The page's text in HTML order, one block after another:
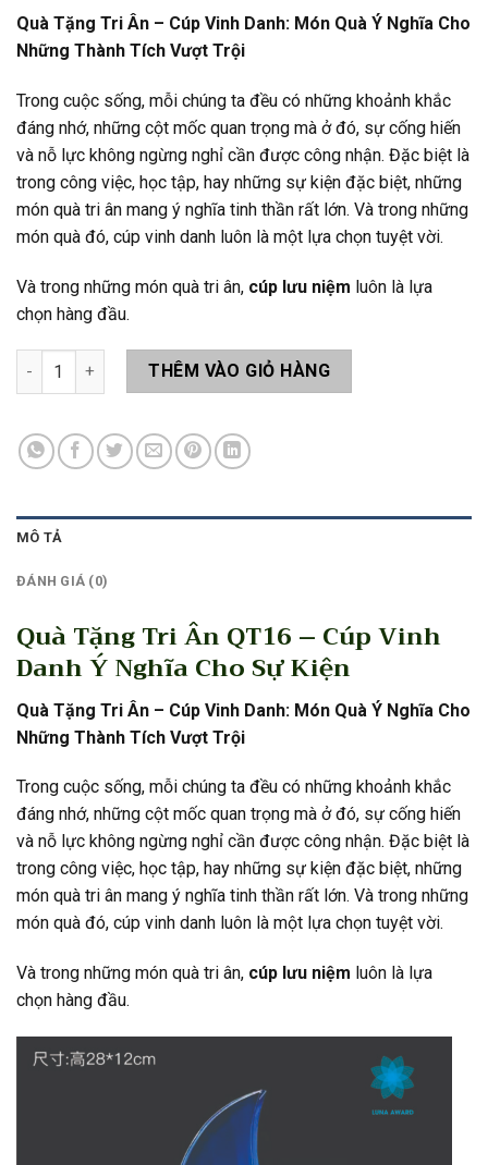
Quà Tặng Tri Ân – Cúp Vinh Danh: Món Quà Ý Nghĩa Cho
Những Thành Tích Vượt Trội
Trong cuộc sống, mỗi chúng ta đều có những khoảnh khắc
đáng nhớ, những cột mốc quan trọng mà ở đó, sự cống hiến
và nỗ lực không ngừng nghỉ cần được công nhận. Đặc biệt là
trong công việc, học tập, hay những sự kiện đặc biệt, những
món quà tri ân mang ý nghĩa tinh thần rất lớn. Và trong những
món quà đó, cúp vinh danh luôn là một lựa chọn tuyệt vời.
Và trong những món quà tri ân, cúp lưu niệm luôn là lựa
chọn hàng đầu.
Quà Tặng Tri Ân QT16 số lượng
THÊM VÀO GIỎ HÀNG
MÔ TẢ
ĐÁNH GIÁ (0)
Quà Tặng Tri Ân QT16 – Cúp Vinh
Danh Ý Nghĩa Cho Sự Kiện
Quà Tặng Tri Ân – Cúp Vinh Danh: Món Quà Ý Nghĩa Cho
Những Thành Tích Vượt Trội
Trong cuộc sống, mỗi chúng ta đều có những khoảnh khắc
đáng nhớ, những cột mốc quan trọng mà ở đó, sự cống hiến
và nỗ lực không ngừng nghỉ cần được công nhận. Đặc biệt là
trong công việc, học tập, hay những sự kiện đặc biệt, những
món quà tri ân mang ý nghĩa tinh thần rất lớn. Và trong những
món quà đó, cúp vinh danh luôn là một lựa chọn tuyệt vời.
Và trong những món quà tri ân, cúp lưu niệm luôn là lựa
chọn hàng đầu.